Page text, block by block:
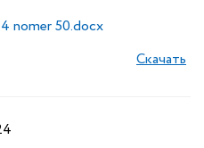
nomer 50.docx
Скачать